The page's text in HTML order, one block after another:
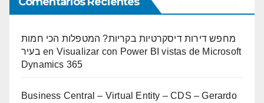
מחפש דירות דיסקרטיות בקריות? המטפלות הכי חמות
בעיר en Visualizar con Power BI vistas de Microsoft
Dynamics 365
Business Central – Virtual Entity – CDS – Gerardo